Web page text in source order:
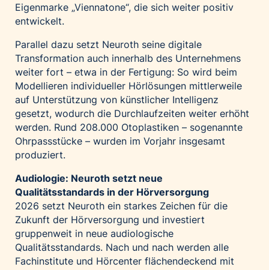
Eigenmarke „Viennatone“, die sich weiter positiv
entwickelt.
Parallel dazu setzt Neuroth seine digitale
Transformation auch innerhalb des Unternehmens
weiter fort – etwa in der Fertigung: So wird beim
Modellieren individueller Hörlösungen mittlerweile
auf Unterstützung von künstlicher Intelligenz
gesetzt, wodurch die Durchlaufzeiten weiter erhöht
werden. Rund 208.000 Otoplastiken – sogenannte
Ohrpassstücke – wurden im Vorjahr insgesamt
produziert.
Audiologie: Neuroth setzt neue
Qualitätsstandards in der Hörversorgung
2026 setzt Neuroth ein starkes Zeichen für die
Zukunft der Hörversorgung und investiert
gruppenweit in neue audiologische
Qualitätsstandards. Nach und nach werden alle
Fachinstitute und Hörcenter flächendeckend mit